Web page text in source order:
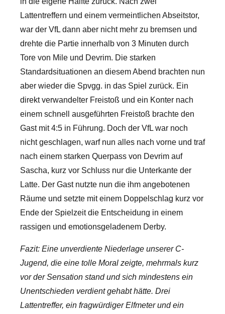
Lattentreffern und einem vermeintlichen Abseitstor,
war der VfL dann aber nicht mehr zu bremsen und
drehte die Partie innerhalb von 3 Minuten durch
Tore von Mile und Devrim. Die starken
Standardsituationen an diesem Abend brachten nun
aber wieder die Spvgg. in das Spiel zurück. Ein
direkt verwandelter Freistoß und ein Konter nach
einem schnell ausgeführten Freistoß brachte den
Gast mit 4:5 in Führung. Doch der VfL war noch
nicht geschlagen, warf nun alles nach vorne und traf
nach einem starken Querpass von Devrim auf
Sascha, kurz vor Schluss nur die Unterkante der
Latte. Der Gast nutzte nun die ihm angebotenen
Räume und setzte mit einem Doppelschlag kurz vor
Ende der Spielzeit die Entscheidung in einem
rassigen und emotionsgeladenem Derby.
Fazit: Eine unverdiente Niederlage unserer C-
Jugend, die eine tolle Moral zeigte, mehrmals kurz
vor der Sensation stand und sich mindestens ein
Unentschieden verdient gehabt hätte. Drei
Lattentreffer, ein fragwürdiger Elfmeter und ein